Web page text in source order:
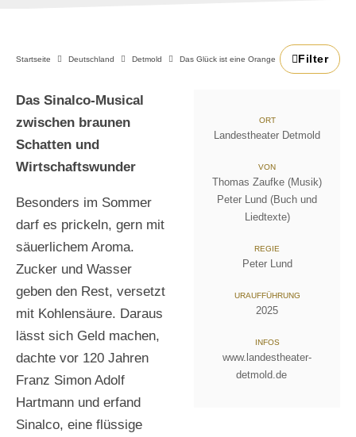
Startseite Deutschland Detmold Das Glück ist eine Orange Filter
ORT
Landestheater Detmold
VON
Thomas Zaufke (Musik)
Peter Lund (Buch und
Liedtexte)
REGIE
Peter Lund
URAUFFÜHRUNG
2025
INFOS
www.landestheater-
detmold.de
Das Sinalco-Musical
zwischen braunen
Schatten und
Wirtschaftswunder
Besonders im Sommer
darf es prickeln, gern mit
säuerlichem Aroma.
Zucker und Wasser
geben den Rest, versetzt
mit Kohlensäure. Daraus
lässt sich Geld machen,
dachte vor 120 Jahren
Franz Simon Adolf
Hartmann und erfand
Sinalco, eine flüssige